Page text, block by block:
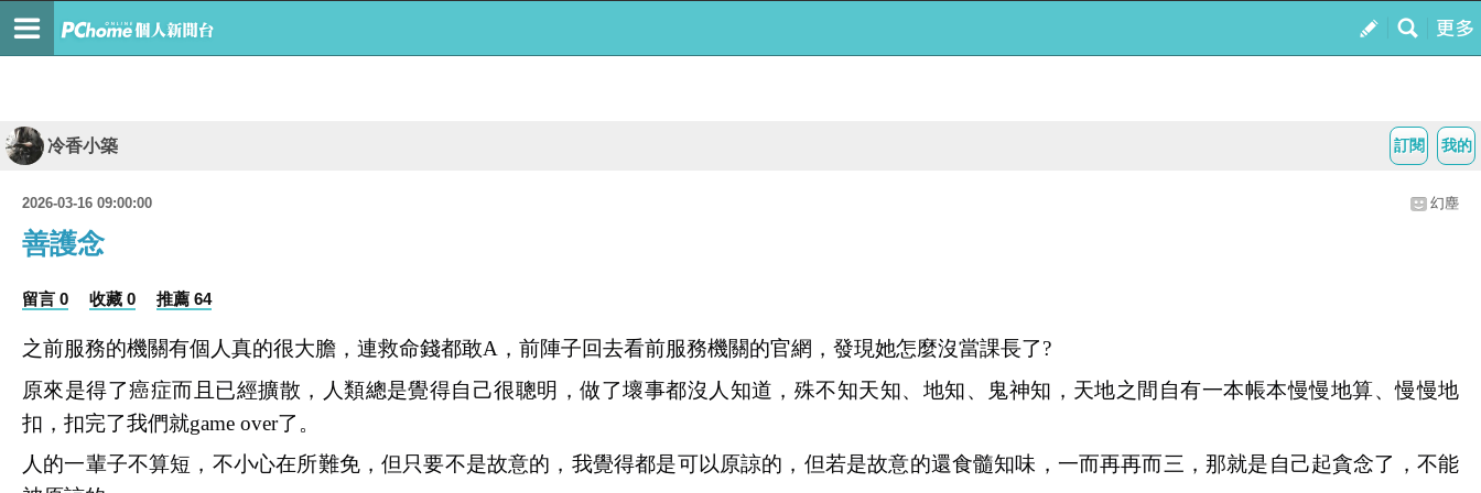
我的
訂閱
冷香小築
2026-03-16 09:00:00 幻塵
善護念
留言 0 收藏 0 推薦 64
之前服務的機關有個人真的很大膽，連救命錢都敢A，前陣子回去看前服務機關的官網，發現她怎麼沒當課長了?
原來是得了癌症而且已經擴散，人類總是覺得自己很聰明，做了壞事都沒人知道，殊不知天知、地知、鬼神知，天地之間自有一本帳本慢慢地算、慢慢地
扣，扣完了我們就game over了。
人的一輩子不算短，不小心在所難免，但只要不是故意的，我覺得都是可以原諒的，但若是故意的還食髓知味，一而再再而三，那就是自己起貪念了，不能